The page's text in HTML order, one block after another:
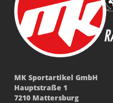
MK Sportartikel GmbH
Hauptstraße 1
7210 Mattersburg